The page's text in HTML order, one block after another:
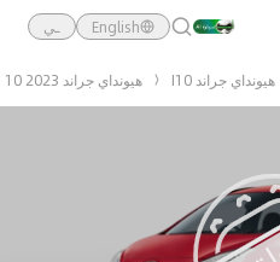
English ـي
هيونداي جراند I10 هيونداي جراند I10 HYUNDAI GRAND I 10 2023